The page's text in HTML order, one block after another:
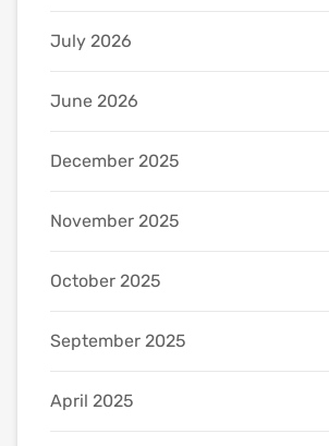
July 2026
June 2026
December 2025
November 2025
October 2025
September 2025
April 2025